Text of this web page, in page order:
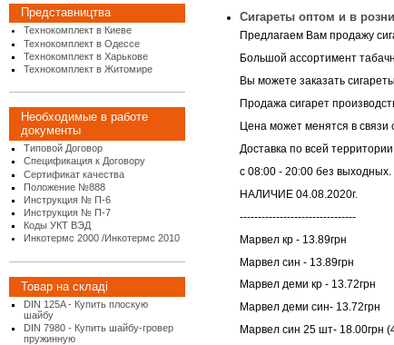
Представництва
Технокомплект в Киеве
Технокомплект в Одессе
Технокомплект в Харькове
Технокомплект в Житомире
Необходимые в работе
документы
Типовой Договор
Спецификация к Договору
Сертификат качества
Положение №888
Инструкция № П-6
Инструкция № П-7
Коды УКТ ВЭД
Инкотермс 2000 /Инкотермс 2010
Товар на складі
DIN 125A - Купить плоскую
шайбу
DIN 7980 - Купить шайбу-гровер
пружинную
Сигареты оптом и в
Предлагаем Вам продажу
Большой ассортимент
Вы можете заказать
Продажа сигарет
Цена может менятся в связи
Доставка по всей
c 08:00 - 20:00 без
НАЛИЧИЕ 04.08.2020г.
--------------------------------
Марвел кр - 13.89грн
Марвел син - 13.89грн
Марвел деми кр - 13.72грн
Марвел деми син- 13.72грн
Марвел син 25 шт- 18.00грн